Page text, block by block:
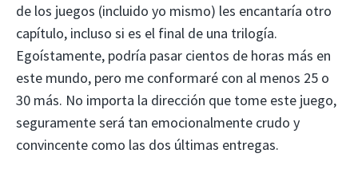
de los juegos (incluido yo mismo) les encantaría otro
capítulo, incluso si es el final de una trilogía.
Egoístamente, podría pasar cientos de horas más en
este mundo, pero me conformaré con al menos 25 o
30 más. No importa la dirección que tome este juego,
seguramente será tan emocionalmente crudo y
convincente como las dos últimas entregas.